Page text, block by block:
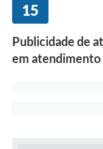
15
Publicidade de
em